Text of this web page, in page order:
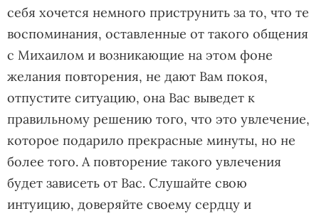
себя хочется немного приструнить за то, что те
воспоминания, оставленные от такого общения
с Михаилом и возникающие на этом фоне
желания повторения, не дают Вам покоя,
отпустите ситуацию, она Вас выведет к
правильному решению того, что это увлечение,
которое подарило прекрасные минуты, но не
более того. А повторение такого увлечения
будет зависеть от Вас. Слушайте свою
интуицию, доверяйте своему сердцу и